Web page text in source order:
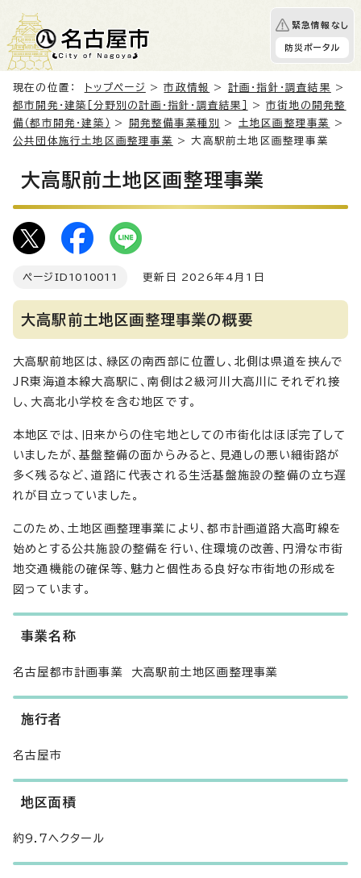
緊急情報なし
防災ポータル
現在の位置： トップページ >市政情報 > 計画・指針・調査結果
>
都市開発・建築［分野別の計画・指針・調査結果］
>市街地の開発整
備（都市開発・建築）
> 開発整備事業種別 > 土地区画整理事業
>
公共団体施行土地区画整理事業
> 大高駅前土地区画整理事業
大高駅前土地区画整理事業
ページID 1010011 更新日 2026年4月1日
大高駅前土地区画整理事業の概要
大高駅前地区は、緑区の南西部に位置し、北側は県道を挟んで
JR東海道本線大高駅に、南側は2級河川大高川にそれぞれ接
し、大高北小学校を含む地区です。
本地区では、旧来からの住宅地としての市街化はほぼ完了して
いましたが、基盤整備の面からみると、見通しの悪い細街路が
多く残るなど、道路に代表される生活基盤施設の整備の立ち遅
れが目立っていました。
このため、土地区画整理事業により、都市計画道路大高町線を
始めとする公共施設の整備を行い、住環境の改善、円滑な市街
地交通機能の確保等、魅力と個性ある良好な市街地の形成を
図っています。
事業名称
名古屋都市計画事業 大高駅前土地区画整理事業
施行者
名古屋市
地区面積
約9.7ヘクタール